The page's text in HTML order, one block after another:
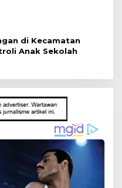
di Kecamatan
Anak Sekolah